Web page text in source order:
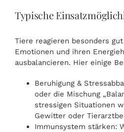
Typische
Tiere reagieren besonders
Emotionen und ihren
ausbalancieren. Hier einige
Beruhigung &
oder die Mischung
stressigen Situationen
Gewitter oder
Immunsystem stärken: